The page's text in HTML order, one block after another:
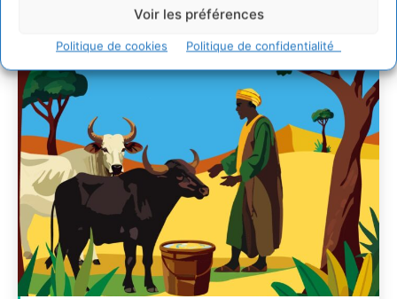
Voir les préférences
Politique de cookies Politique de confidentialité